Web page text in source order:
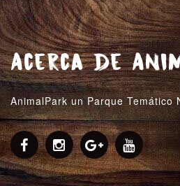
Acerca de
AnimalPark un Parque Temático